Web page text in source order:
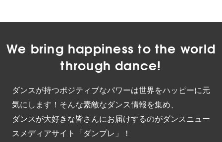
We bring happiness to the world
through dance!
ダンスが持つポジティブなパワーは世界をハッピーに元
気にします！そんな素敵なダンス情報を集め、
ダンスが大好きな皆さんにお届けするのがダンスニュー
スメディアサイト「ダンプレ」！